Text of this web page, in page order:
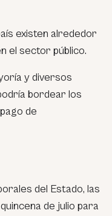
existen alrededor
el sector público.
y diversos
bordear los
de
del Estado, las
de julio para